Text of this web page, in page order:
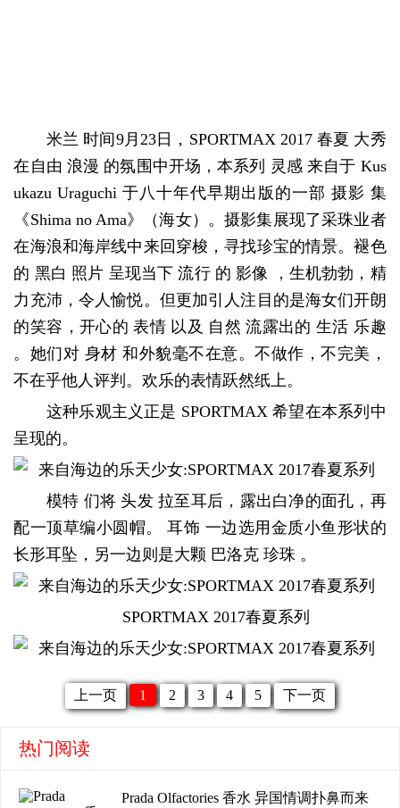
米兰 时间9月23日，SPORTMAX 2017 春夏 大秀
在自由 浪漫 的氛围中开场，本系列 灵感 来自于 Kus
ukazu Uraguchi 于八十年代早期出版的一部 摄影 集
《Shima no Ama》（海女）。摄影集展现了采珠业者
在海浪和海岸线中来回穿梭，寻找珍宝的情景。褪色
的 黑白 照片 呈现当下 流行 的 影像 ，生机勃勃，精
力充沛，令人愉悦。但更加引人注目的是海女们开朗
的笑容，开心的 表情 以及 自然 流露出的 生活 乐趣
。她们对 身材 和外貌毫不在意。不做作，不完美，
不在乎他人评判。欢乐的表情跃然纸上。
这种乐观主义正是 SPORTMAX 希望在本系列中
呈现的。
模特 们将 头发 拉至耳后，露出白净的面孔，再
配一顶草编小圆帽。 耳饰 一边选用金质小鱼形状的
长形耳坠，另一边则是大颗 巴洛克 珍珠 。
SPORTMAX 2017春夏系列
上一页 1 2 3 4 5 下一页
热门阅读
Prada Olfactories 香水 异国情调扑鼻而来